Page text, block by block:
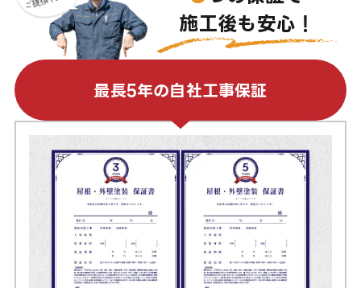
施工後も安心！
最長5年の自社工事保証